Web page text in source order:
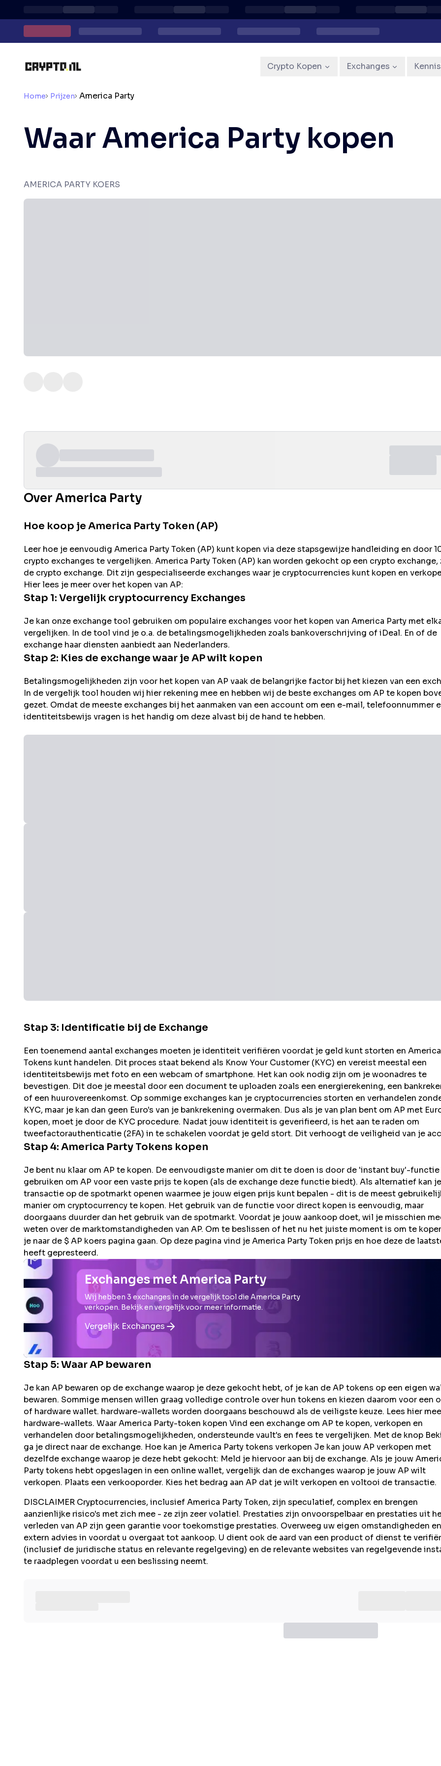
Crypto Kopen Exchanges
Home Prijzen America Party
Waar America Party kopen
AMERICA PARTY KOERS
Over America Party
Hoe koop je America Party Token (AP)
Leer hoe je eenvoudig America PartyToken (AP) kunt kopen via deze stapsgewijze handleiding en door
crypto exchanges te vergelijken. America PartyToken (AP) kan worden gekocht op een crypto exchange,
de crypto exchange. Dit zijn gespecialiseerde exchanges waar je cryptocurrencies kunt kopen en
Hier lees je meer over het kopen van AP:
Stap 1: Vergelijk cryptocurrency Exchanges
Je kan onze exchange tool gebruiken om populaire exchanges voor het kopen van America Party met
vergelijken. In de tool vind je o.a. de betalingsmogelijkheden zoals bankoverschrijving of iDeal. En of de
exchange haar diensten aanbiedt aan Nederlanders.
Stap 2: Kies de exchange waar je APwilt kopen
Betalingsmogelijkheden zijn voor het kopen van AP vaak de belangrijke factor bij het kiezen van een
In de vergelijk tool houden wij hier rekening mee en hebben wij de beste exchanges om AP te kopen
gezet. Omdat de meeste exchanges bij het aanmaken van een account om een e-mail, telefoonnummer
identiteitsbewijs vragen is het handig om deze alvast bij de hand te hebben.
Stap 3: Identificatie bij de Exchange
Een toenemend aantal exchanges moeten je identiteit verifiëren voordat je geld kunt storten en
Tokens kunt handelen. Dit proces staat bekend als Know Your Customer (KYC) en vereist meestal een
identiteitsbewijs met foto en een webcam of smartphone. Het kan ook nodig zijn om je woonadres te
bevestigen. Dit doe je meestal door een document te uploaden zoals een energierekening, een
of een huurovereenkomst. Op sommige exchanges kan je cryptocurrencies storten en verhandelen
KYC, maar je kan dan geen Euro's van je bankrekening overmaken. Dus als je van plan bent om AP met
kopen, moet je door de KYC procedure. Nadat jouw identiteit is geverifieerd, is het aan te raden om
tweefactorauthenticatie (2FA) in te schakelen voordat je geld stort. Dit verhoogt de veiligheid van je
Stap 4: America Party Tokens kopen
Je bent nu klaar om AP te kopen. De eenvoudigste manier om dit te doen is door de 'instant buy'-
gebruiken om AP voor een vaste prijs te kopen (als de exchange deze functie biedt). Als alternatief kan
transactie op de spotmarkt openen waarmee je jouw eigen prijs kunt bepalen - dit is de meest
manier om cryptocurrency te kopen. Het gebruik van de functie voor direct kopen is eenvoudig, maar
doorgaans duurder dan het gebruik van de spotmarkt. Voordat je jouw aankoop doet, wil je misschien
weten over de marktomstandigheden van AP. Om te beslissen of het nu het juiste moment is om te
je naar de $ AP koers pagina gaan. Op deze pagina vind je America Party Token prijs en hoe deze de
heeft gepresteerd.
Exchanges met America Party
Wij hebben 3 exchanges in de vergelijk tool die America Party
verkopen. Bekijk en vergelijk voor meer informatie.
Vergelijk Exchanges
Stap 5: WaarAP bewaren
Je kan AP bewaren op de exchange waarop je deze gekocht hebt, of je kan de AP tokens op een eigen
bewaren. Sommige mensen willen graag volledige controle over hun tokens en kiezen daarom voor een
of hardware wallet. hardware-wallets worden doorgaans beschouwd als de veiligste keuze. Lees hier
hardware-wallets. Waar America Party-token kopen Vind een exchange om AP te kopen, verkopen en
verhandelen door betalingsmogelijkheden, ondersteunde vault's en fees te vergelijken. Met de knop
ga je direct naar de exchange. Hoe kan je America Party tokens verkopen Je kan jouw AP verkopen met
dezelfde exchange waarop je deze hebt gekocht: Meld je hiervoor aan bij de exchange. Als je jouw
Party tokens hebt opgeslagen in een online wallet, vergelijk dan de exchanges waarop je jouw AP wilt
verkopen. Plaats een verkooporder. Kies het bedrag aan AP dat je wilt verkopen en voltooi de transactie.
DISCLAIMER Cryptocurrencies, inclusief America Party Token, zijn speculatief, complex en brengen
aanzienlijke risico's met zich mee - ze zijn zeer volatiel. Prestaties zijn onvoorspelbaar en prestaties uit
verleden van AP zijn geen garantie voor toekomstige prestaties. Overweeg uw eigen omstandigheden
extern advies in voordat u overgaat tot aankoop. U dient ook de aard van een product of dienst te
(inclusief de juridische status en relevante regelgeving) en de relevante websites van regelgevende
te raadplegen voordat u een beslissing neemt.